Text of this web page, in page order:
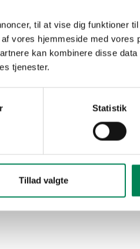
til at vise dig funktioner
vores hjemmeside med vores
kan kombinere disse
tjenester.
Statistik
Tillad valgte